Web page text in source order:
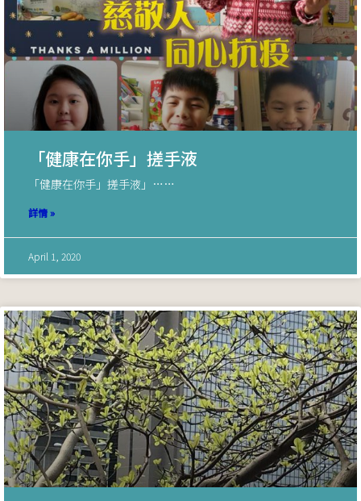
「健康在你手」搓手液
「健康在你手」搓手液」……
詳情 »
April 1, 2020